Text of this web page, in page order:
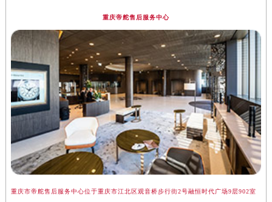
重庆帝舵售后服务中心
重庆市帝舵售后服务中心位于重庆市江北区观音桥步行街2号融恒时代广场9层902室